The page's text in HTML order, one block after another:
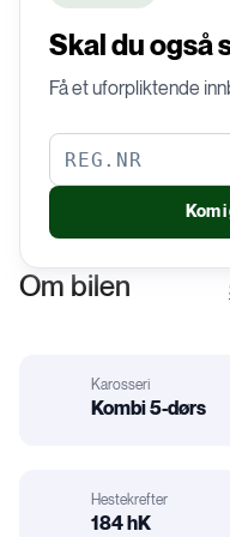
Skal du også
Få et uforpliktende
Kom
Om bilen
Karosseri
Kombi 5-dørs
Hestekrefter
184 hK